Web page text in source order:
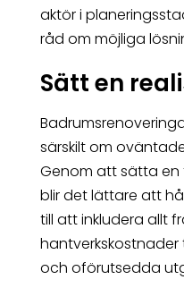
aktör i
råd om möjliga
Sätt en
särskilt om
Genom att sätta
blir det lättare att
till att inkludera allt
hantverkskostnader
och oförutsedda